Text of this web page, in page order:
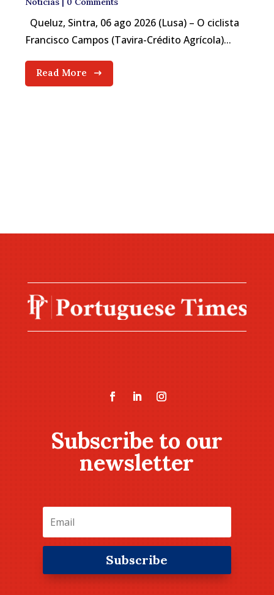
Queluz, Sintra, 06 ago 2026 (Lusa) – O ciclista
Francisco Campos (Tavira-Crédito Agrícola)...
Read More
Subscribe to our
newsletter
Subscribe